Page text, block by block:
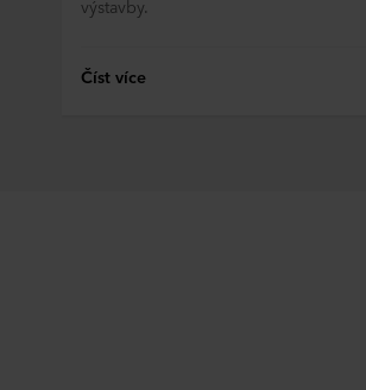
ROCKWOOL, která je správcem vašich
výstavby.
Číst více